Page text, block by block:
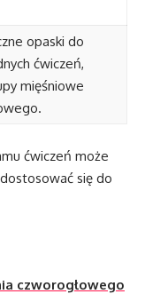
opaski do
ćwiczeń,
mięśniowe
ćwiczeń może
się do
czworogłowego